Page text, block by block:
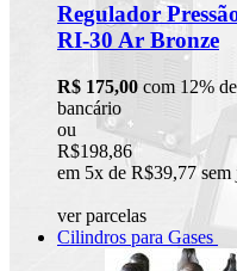
Regulador
RI-30 Ar Bronze
R$ 175,00 com 12%
bancário
ou
R$198,86
em 5x de R$39,77
ver parcelas
Cilindros para Gases